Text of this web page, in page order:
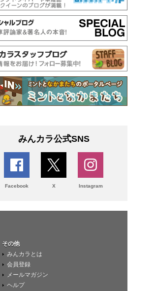
みんカラ公式SNS
Facebook X Instagram
その他
みんカラとは
会員登録
メールマガジン
ヘルプ